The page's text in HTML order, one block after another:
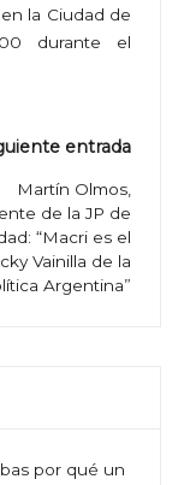
la Ciudad de
durante el
entrada
Martín Olmos,
de la JP de
“Macri es el
Vainilla de la
Argentina”
por qué un